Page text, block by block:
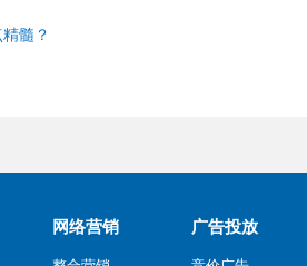
髓？
网络营销 广告投放